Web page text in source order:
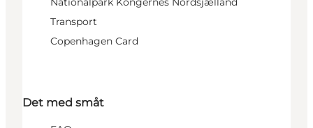
Transport
Copenhagen Card
Det med småt